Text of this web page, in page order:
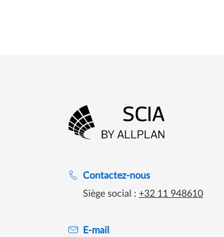
Assistance lors des heures de travail
Contactez-nous
Siège social : +32 11 948610
E-mail